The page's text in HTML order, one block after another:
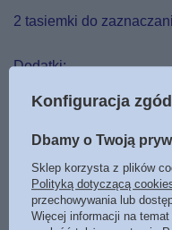
2 tasiemki do
Dodatki:
strona dedykacyjna
tabela miar i wag
5 map oraz
Konfiguracja zgód
Dbamy o Twoją
Sklep korzysta z plików
Polityką dotyczącą
przechowywania lub
Więcej informacji na